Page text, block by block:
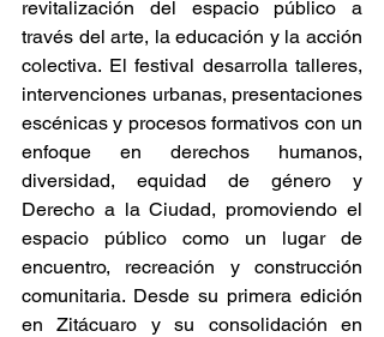
revitalización del espacio público a
través del arte, la educación y la acción
colectiva. El festival desarrolla talleres,
intervenciones urbanas, presentaciones
escénicas y procesos formativos con un
enfoque en derechos humanos,
diversidad, equidad de género y
Derecho a la Ciudad, promoviendo el
espacio público como un lugar de
encuentro, recreación y construcción
comunitaria. Desde su primera edición
en Zitácuaro y su consolidación en